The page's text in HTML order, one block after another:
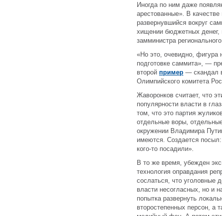
Иногда по ним даже
арестованные». В
развернувшийся вокруг
хищении бюджетных денег,
замминистра
«Но это, очевидно, фигура
подготовке саммита», —
второй пример — скандал
Олимпийского комитета
Жаворонков считает, что
популярности власти в
том, что это партия
отдельные воры,
окружении Владимира
имеются. Создается
кого-то посадили».
В то же время, убежден
технология оправдания
сослаться, что уголовные
власти несогласных, но и
попытка развернуть
второстепенных персон, а